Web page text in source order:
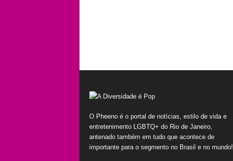
O Pheeno é o portal de notícias, estilo de vida e
entretenimento LGBTQ+ do Rio de Janeiro,
antenado também em tudo que acontece de
importante para o segmento no Brasil e no mundo!